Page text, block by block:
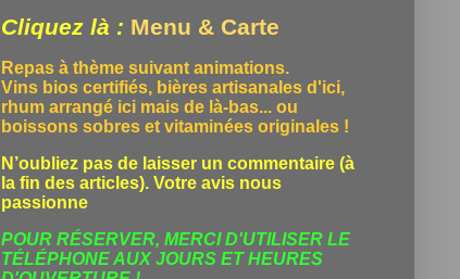
Cliquez là : Menu & Carte
Repas à thème suivant animations.
Vins bios certifiés, bières artisanales d'ici,
rhum arrangé ici mais de là-bas... ou
boissons sobres et vitaminées originales !
N’oubliez pas de laisser un commentaire (à
la fin des articles). Votre avis nous
passionne
POUR RÉSERVER, MERCI D'UTILISER LE
TÉLÉPHONEAUX JOURS ET HEURES